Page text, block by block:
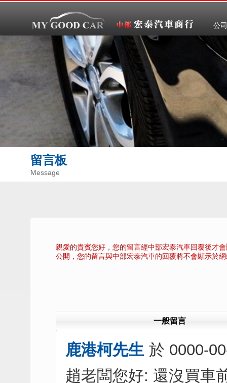
公
留言板
Message
親愛的貴賓您好，您的留言經中部宏泰汽車回覆後才
公開，您的留言與中部宏泰汽車的回覆將不會顯示於
一般留言
鹿港柯先生 於 0000-
趙老闆您好: 還沒買車